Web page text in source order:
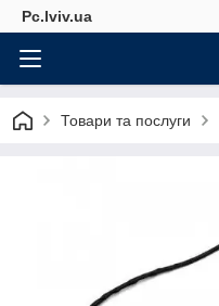
Pc.lviv.ua
Товари та послуги